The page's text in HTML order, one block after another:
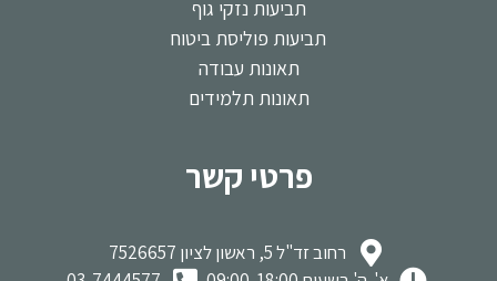
תביעות נזקי גוף
תביעות פוליסת ביטוח
תאונות עבודה
תאונות תלמידים
פרטי קשר
רחוב זד"ל 5, ראשון לציון 7526657